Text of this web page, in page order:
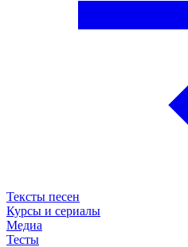
Тексты песен
Курсы и сериалы
Медиа
Тесты